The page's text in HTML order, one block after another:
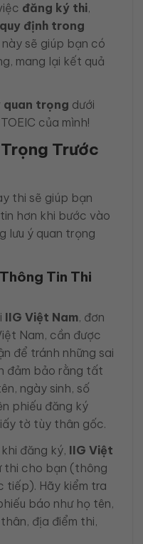
đăng ký thi,
quy định trong
sẽ giúp bạn có
mang lại kết quả
quan trọng dưới
của mình!
Trước
thi sẽ giúp bạn
hơn khi bước vào
lưu ý quan trọng
Tin Thi
IIG Việt Nam, đơn
Nam, cần được
để tránh những sai
đảm bảo rằng tất
ngày sinh, số
phiếu đăng ký
tờ tùy thân gốc.
khi đăng ký, IIG Việt
thi cho bạn (thông
tiếp). Hãy kiểm tra
báo như họ tên,
địa điểm thi,